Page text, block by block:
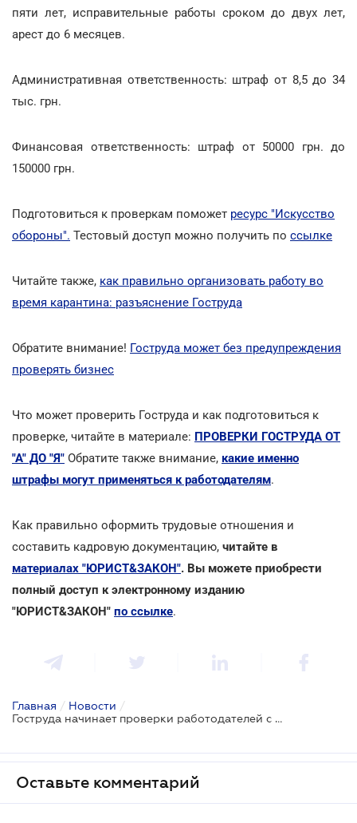
пяти лет, исправительные работы сроком до двух лет,
арест до 6 месяцев.
Административная ответственность: штраф от 8,5 до 34
тыс. грн.
Финансовая ответственность: штраф от 50000 грн. до
150000 грн.
Подготовиться к проверкам поможет ресурс "Искусство
обороны". Тестовый доступ можно получить по ссылке
Читайте также, как правильно организовать работу во
время карантина: разъяснение Гоструда
Обратите внимание! Гоструда может без предупреждения
проверять бизнес
Что может проверить Гоструда и как подготовиться к
проверке, читайте в материале: ПРОВЕРКИ ГОСТРУДА ОТ
"А" ДО "Я" Обратите также внимание, какие именно
штрафы могут применяться к работодателям.
Как правильно оформить трудовые отношения и
составить кадровую документацию, читайте в
материалах "ЮРИСТ&ЗАКОН". Вы можете приобрести
полный доступ к электронному изданию
"ЮРИСТ&ЗАКОН" по ссылке.
Главная / Новости /
Гоструда начинает проверки работодателей с высоким риском применения незадекларированного труда
Оставьте комментарий